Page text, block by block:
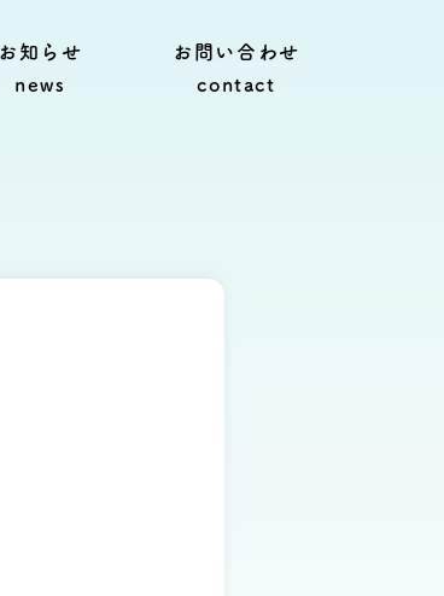
お知らせ
news
お問い合わせ
contact